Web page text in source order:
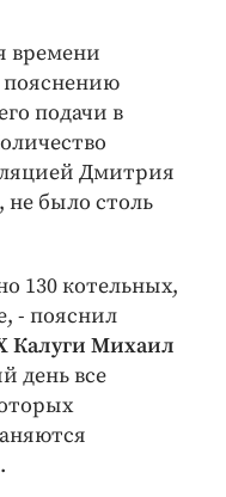
времени
пояснению
подачи в
Дмитрия
не было столь
130 котельных,
- пояснил
Калуги Михаил
день все